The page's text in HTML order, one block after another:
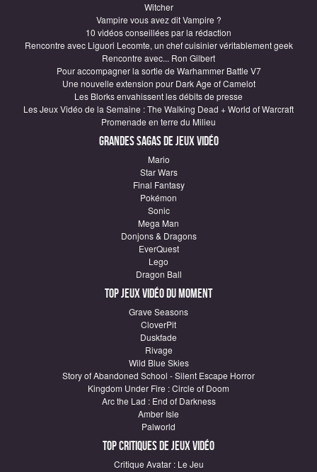
Witcher
Vampire vous avez dit Vampire ?
10 vidéos conseillées par la rédaction
Rencontre avec Liguori Lecomte, un chef cuisinier véritablement geek
Rencontre avec... Ron Gilbert
Pour accompagner la sortie de Warhammer Battle V7
Une nouvelle extension pour Dark Age of Camelot
Les Blorks envahissent les débits de presse
Les Jeux Vidéo de la Semaine : The Walking Dead + World of Warcraft
Promenade en terre du Milieu
Grandes sagas de Jeux vidéo
Mario
Star Wars
Final Fantasy
Pokémon
Sonic
Mega Man
Donjons & Dragons
EverQuest
Lego
Dragon Ball
Top Jeux vidéo du moment
Grave Seasons
CloverPit
Duskfade
Rivage
Wild Blue Skies
Story of Abandoned School - Silent Escape Horror
Kingdom Under Fire : Circle of Doom
Arc the Lad : End of Darkness
Amber Isle
Palworld
Top critiques de Jeux vidéo
Critique Avatar : Le Jeu